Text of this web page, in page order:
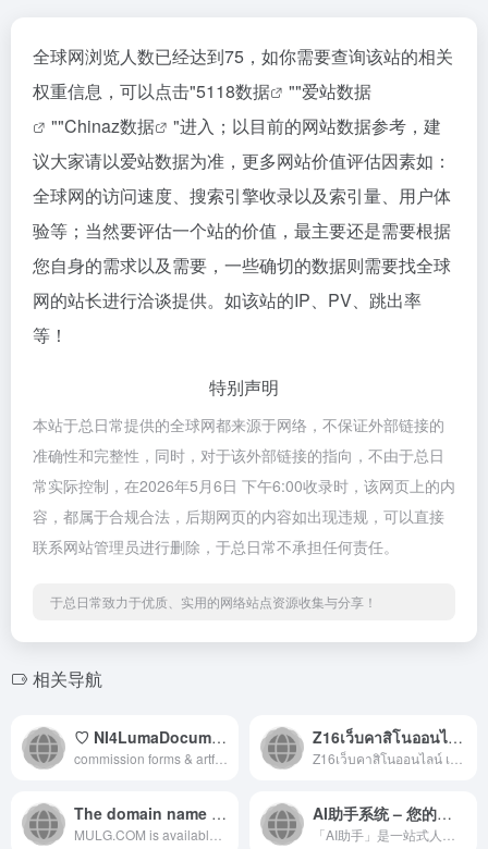
全球网浏览人数已经达到75，如你需要查询该站的相关
权重信息，可以点击"5118数据 ""爱站数据
""Chinaz数据
"进入；以目前的网站数据参考，建
议大家请以爱站数据为准，更多网站价值评估因素如：
全球网的访问速度、搜索引擎收录以及索引量、用户体
验等；当然要评估一个站的价值，最主要还是需要根据
您自身的需求以及需要，一些确切的数据则需要找全球
网的站长进行洽谈提供。如该站的IP、PV、跳出率
等！
特别声明
本站于总日常提供的全球网都来源于网络，不保证外部链接的
准确性和完整性，同时，对于该外部链接的指向，不由于总日
常实际控制，在2026年5月6日 下午6:00收录时，该网页上的内
容，都属于合规合法，后期网页的内容如出现违规，可以直接
联系网站管理员进行删除，于总日常不承担任何责任。
于总日常致力于优质、实用的网络站点资源收集与分享！
相关导航
♡ NI4LumaDocumentUser (Alt)MenuEmailLumaLumaLumaSearchHomeUser (Alt)MenuLumaLumaLumaSearchDocumentHomeMenuLumaLumaLumaLumaLumaLumaSearchDocumentUser (Alt)HomeLumaLumaLumaSearchDocumentHomeMenuBilibili Z16เว็บคาสิโนออนไลน์
The domain name MULG.COM. AI助手系统 – 您的定制面板 | 一站式应用市场 | 智能体集成平台